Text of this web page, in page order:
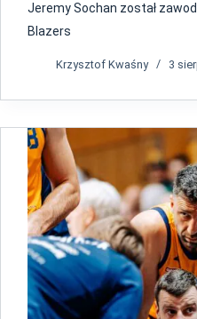
Jeremy Sochan został
Blazers
Krzysztof Kwaśny 3